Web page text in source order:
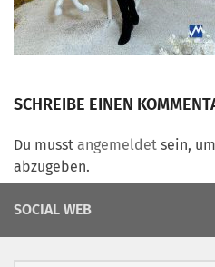
Marketing Pioniere
Arbeitsgruppen
Partnerschaften
Bundesverband Marketing
MARKETING PIONIERE
SCHREIBE EINEN
Du musst angemeldet sein,
abzugeben.
SOCIAL WEB